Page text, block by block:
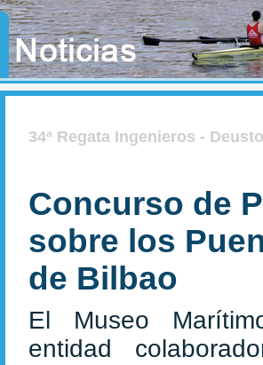
34ª Regata Ingenieros - Deusto
Concurso de
sobre los
de Bilbao
El Museo
entidad